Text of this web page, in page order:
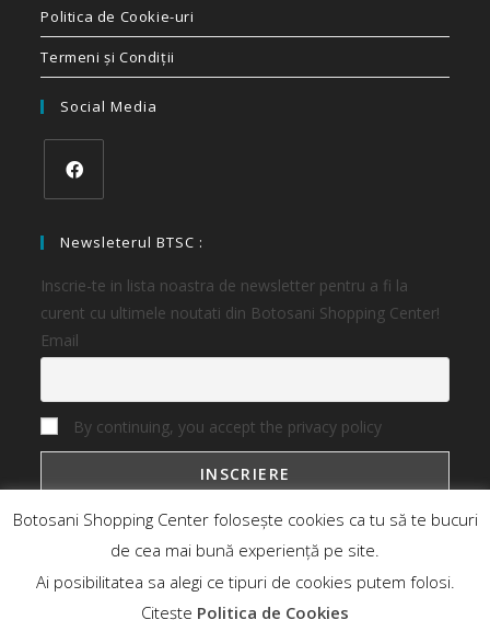
Politica de Cookie-uri
Termeni și Condiții
Social Media
Newsleterul BTSC :
Inscrie-te in lista noastra de newsletter pentru a fi la
curent cu ultimele noutati din Botosani Shopping Center!
Email
By continuing, you accept the privacy policy
Botosani Shopping Center Magazine
Botosani Shopping Center folosește cookies ca tu să te bucuri
de cea mai bună experiență pe site.
Ai posibilitatea sa alegi ce tipuri de cookies putem folosi.
Citește Politica de Cookies